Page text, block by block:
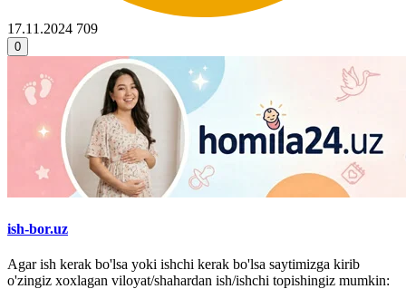
17.11.2024 709
0
ish-bor.uz
Agar ish kerak bo'lsa yoki ishchi kerak bo'lsa saytimizga kirib
o'zingiz xoxlagan viloyat/shahardan ish/ishchi topishingiz mumkin: